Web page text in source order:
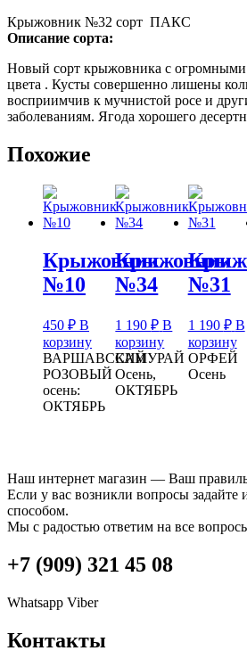
Крыжовник №32 сорт ПАКС
Описание сорта:
Новый сорт крыжовника с огромными
цвета . Кусты совершенно лишены
восприимчив к мучнистой росе и
заболеваниям. Ягода хорошего
Похожие
Крыжовник
№10
450 ₽ В
корзину
ВАРШАВСКИЙ
РОЗОВЫЙ
осень:
ОКТЯБРЬ
Крыжовник
№34
1 190₽ В
корзину
САМУРАЙ
Осень,
ОКТЯБРЬ
№31
1 190 ₽ В
корзину
ОРФЕЙ
Осень
Наш интернет магазин — Ваш
Если у вас возникли вопросы
способом.
Мы с радостью ответим на все
+7 (909) 321 45 08
Whatsapp Viber
Контакты